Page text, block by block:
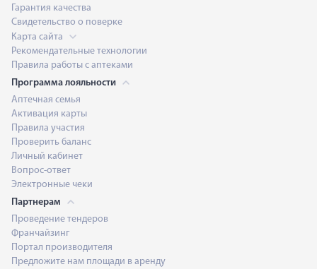
Гарантия качества
Свидетельство о поверке
Карта сайта
Рекомендательные технологии
Правила работы с аптеками
Программа лояльности
Аптечная семья
Активация карты
Правила участия
Проверить баланс
Личный кабинет
Вопрос-ответ
Электронные чеки
Партнерам
Проведение тендеров
Франчайзинг
Портал производителя
Предложите нам площади в аренду